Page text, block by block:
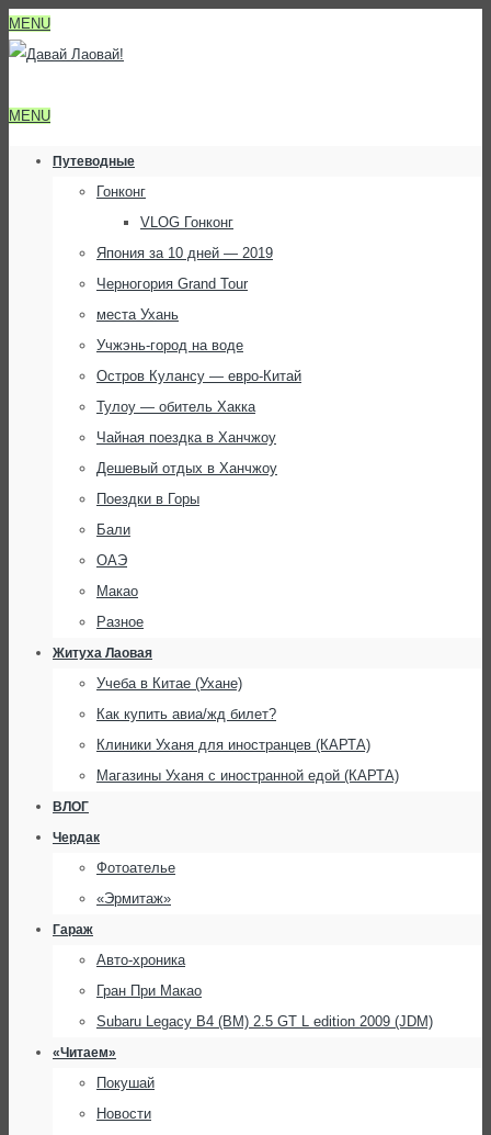
MENU
MENU
Путеводные
Гонконг
VLOG Гонконг
Япония за 10 дней — 2019
Черногория Grand Tour
места Ухань
Учжэнь-город на воде
Остров Кулансу — евро-Китай
Тулоу — обитель Хакка
Чайная поездка в Ханчжоу
Дешевый отдых в Ханчжоу
Поездки в Горы
Бали
ОАЭ
Макао
Разное
Житуха Лаовая
Учеба в Китае (Ухане)
Как купить авиа/жд билет?
Клиники Уханя для иностранцев (КАРТА)
Магазины Уханя с иностранной едой (КАРТА)
ВЛОГ
Чердак
Фотоателье
«Эрмитаж»
Гараж
Авто-хроника
Гран При Макао
Subaru Legacy B4 (BM) 2.5 GT L edition 2009 (JDM)
«Читаем»
Покушай
Новости